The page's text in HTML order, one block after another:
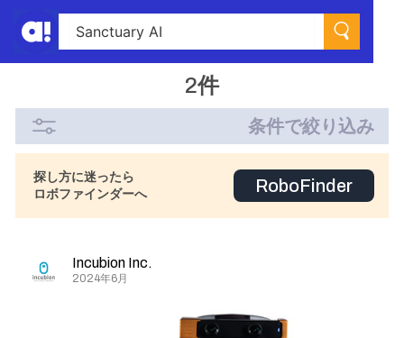
2件
条件で絞り込み
探し方に迷ったら
ロボファインダーへ
RoboFinder
Incubion Inc.
2024年6月